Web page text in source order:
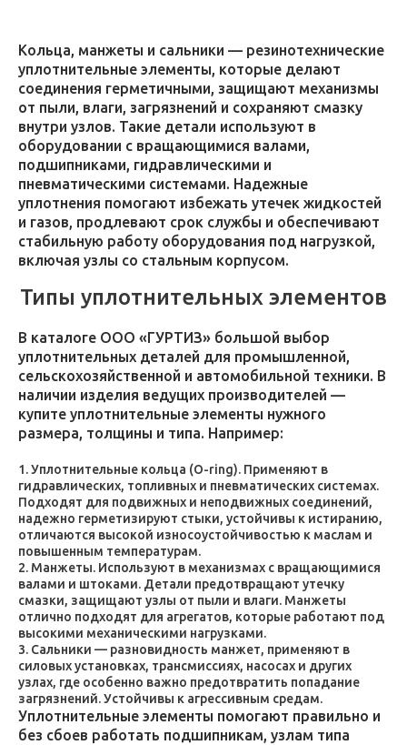
Кольца, манжеты и сальники — резинотехнические
уплотнительные элементы, которые делают
соединения герметичными, защищают механизмы
от пыли, влаги, загрязнений и сохраняют смазку
внутри узлов. Такие детали используют в
оборудовании с вращающимися валами,
подшипниками, гидравлическими и
пневматическими системами. Надежные
уплотнения помогают избежать утечек жидкостей
и газов, продлевают срок службы и обеспечивают
стабильную работу оборудования под нагрузкой,
включая узлы со стальным корпусом.
Типы уплотнительных элементов
В каталоге ООО «ГУРТИЗ» большой выбор
уплотнительных деталей для промышленной,
сельскохозяйственной и автомобильной техники. В
наличии изделия ведущих производителей —
купите уплотнительные элементы нужного
размера, толщины и типа. Например:
Уплотнительные кольца (O-ring). Применяют в
гидравлических, топливных и пневматических системах.
Подходят для подвижных и неподвижных соединений,
надежно герметизируют стыки, устойчивы к истиранию,
отличаются высокой износоустойчивостью к маслам и
повышенным температурам.
Манжеты. Используют в механизмах с вращающимися
валами и штоками. Детали предотвращают утечку
смазки, защищают узлы от пыли и влаги. Манжеты
отлично подходят для агрегатов, которые работают под
высокими механическими нагрузками.
Сальники — разновидность манжет, применяют в
силовых установках, трансмиссиях, насосах и других
узлах, где особенно важно предотвратить попадание
загрязнений. Устойчивы к агрессивным средам.
Уплотнительные элементы помогают правильно и
без сбоев работать подшипникам, узлам типа